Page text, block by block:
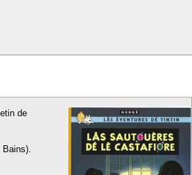
de
Bains).